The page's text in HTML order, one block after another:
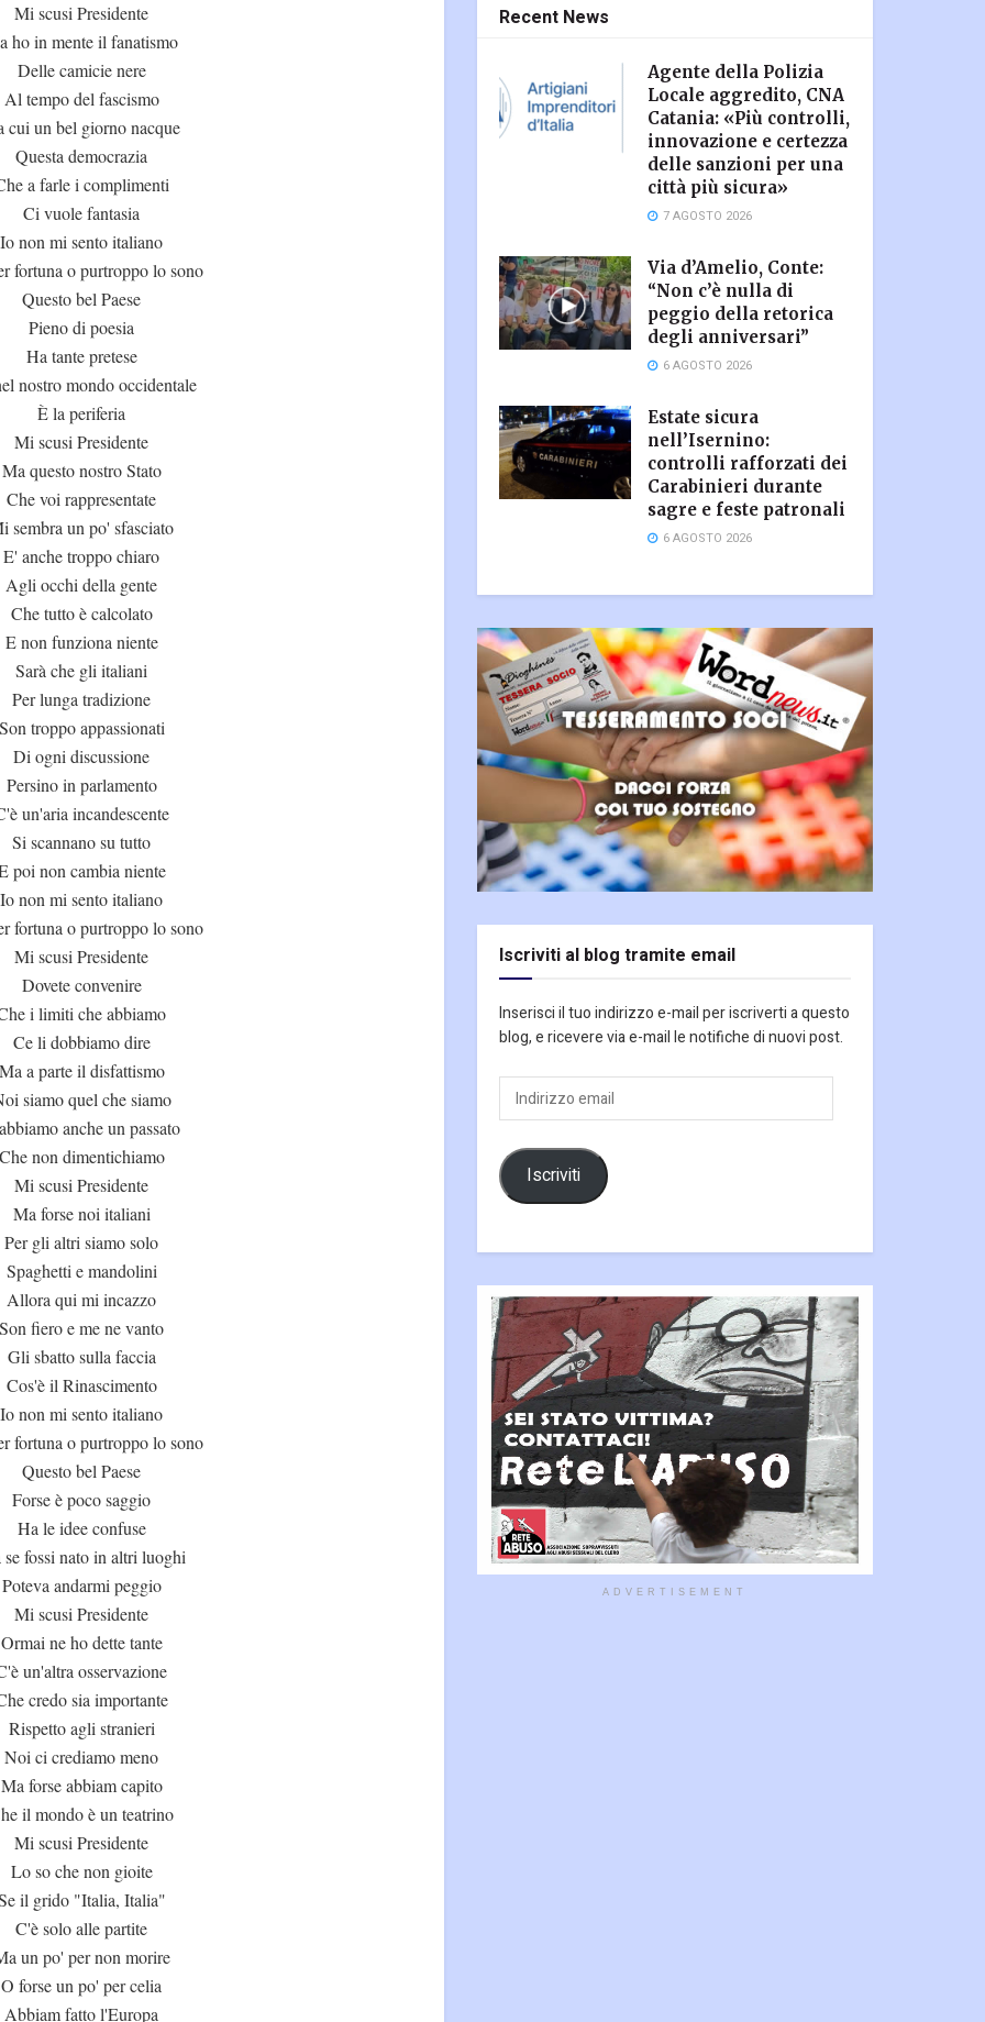
Mi scusi Presidente
ho in mente il fanatismo
Delle camicie nere
Al tempo del fascismo
cui un bel giorno nacque
Questa democrazia
a farle i complimenti
Ci vuole fantasia
Io non mi sento italiano
fortuna o purtroppo lo sono
Questo bel Paese
Pieno di poesia
Ha tante pretese
nostro mondo occidentale
È la periferia
Mi scusi Presidente
Ma questo nostro Stato
Che voi rappresentate
sembra un po' sfasciato
E' anche troppo chiaro
Agli occhi della gente
Che tutto è calcolato
E non funziona niente
Sarà che gli italiani
Per lunga tradizione
Son troppo appassionati
Di ogni discussione
Persino in parlamento
un'aria incandescente
Si scannano su tutto
poi non cambia niente
Io non mi sento italiano
fortuna o purtroppo lo sono
Mi scusi Presidente
Dovete convenire
i limiti che abbiamo
Ce li dobbiamo dire
Ma a parte il disfattismo
siamo quel che siamo
anche un passato
Che non dimentichiamo
Mi scusi Presidente
Ma forse noi italiani
Per gli altri siamo solo
Spaghetti e mandolini
Allora qui mi incazzo
Son fiero e me ne vanto
Gli sbatto sulla faccia
Cos'è il Rinascimento
Io non mi sento italiano
fortuna o purtroppo lo sono
Questo bel Paese
Forse è poco saggio
Ha le idee confuse
se fossi nato in altri luoghi
Poteva andarmi peggio
Mi scusi Presidente
Ormai ne ho dette tante
un'altra osservazione
credo sia importante
Rispetto agli stranieri
Noi ci crediamo meno
Ma forse abbiam capito
il mondo è un teatrino
Mi scusi Presidente
Lo so che non gioite
il grido "Italia, Italia"
C'è solo alle partite
un po' per non morire
O forse un po' per celia
Abbiam fatto l'Europa
Recent News
Agente della Polizia
Locale aggredito, CNA
Catania: «Più controlli,
innovazione e certezza
delle sanzioni per una
città più sicura»
7 AGOSTO 2026
Via d’Amelio, Conte:
“Non c’è nulla di
peggio della retorica
degli anniversari”
6 AGOSTO 2026
Estate sicura
nell’Isernino:
controlli rafforzati dei
Carabinieri durante
sagre e feste patronali
6 AGOSTO 2026
Iscriviti al blog tramite email
Inserisci il tuo indirizzo e-mail per iscriverti a questo
blog, e ricevere via e-mail le notifiche di nuovi post.
Indirizzo
email
Iscriviti
ADVERTISEMENT